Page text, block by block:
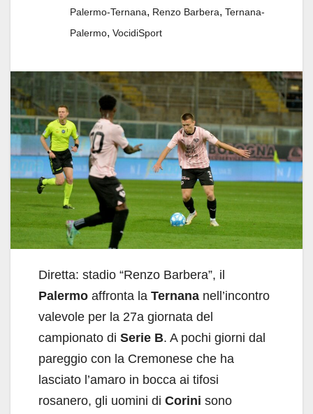
Palermo-Ternana, Renzo Barbera, Ternana-
Palermo, VocidiSport
Diretta: stadio “Renzo Barbera”, il
Palermo affronta la Ternana nell’incontro
valevole per la 27a giornata del
campionato di Serie B. A pochi giorni dal
pareggio con la Cremonese che ha
lasciato l’amaro in bocca ai tifosi
rosanero, gli uomini di Corini sono